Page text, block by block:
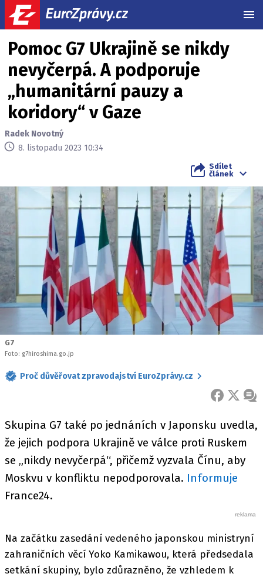
Pomoc G7 Ukrajině se nikdy
nevyčerpá. A podporuje
„humanitární pauzy a
koridory“ v Gaze
Radek Novotný
8. listopadu 2023 10:34
Sdílet
článek
G7
Foto: g7hiroshima.go.jp
Proč důvěřovat zpravodajství EuroZprávy.cz
FACEBOOK
X
Skupina G7 také po jednáních v Japonsku uvedla,
že jejich podpora Ukrajině ve válce proti Ruskem
se „nikdy nevyčerpá“, přičemž vyzvala Čínu, aby
Moskvu v konfliktu nepodporovala. Informuje
France24.
Na začátku zasedání vedeného japonskou ministryní
zahraničních věcí Yoko Kamikawou, která předsedala
setkání skupiny, bylo zdůrazněno, že vzhledem k